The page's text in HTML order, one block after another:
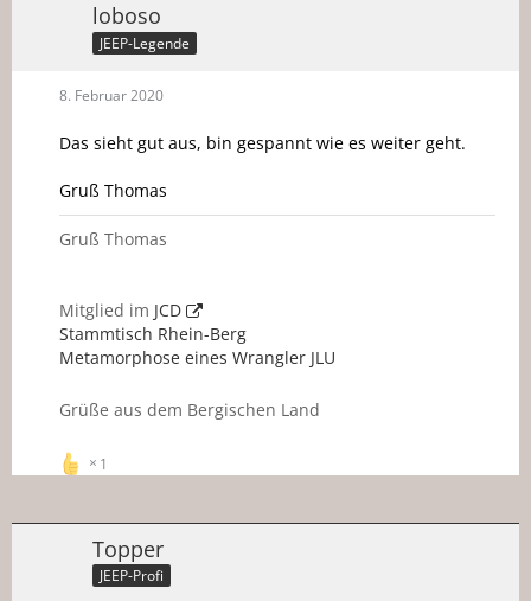
loboso
JEEP-Legende
8. Februar 2020
Das sieht gut aus, bin gespannt wie es weiter geht.
Gruß Thomas
Gruß Thomas
Mitglied im JCD
Stammtisch Rhein-Berg
Metamorphose eines Wrangler JLU
Grüße aus dem Bergischen Land
1
Topper
JEEP-Profi